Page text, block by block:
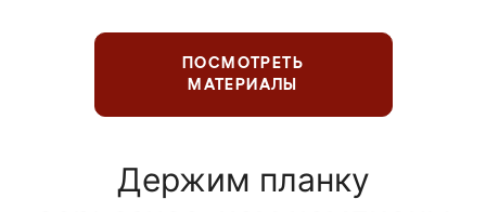
ПОСМОТРЕТЬ
МАТЕРИАЛЫ
Держим планку